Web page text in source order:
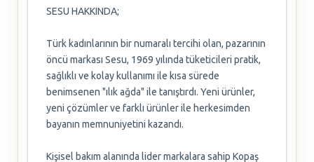
SESU HAKKINDA;
Türk kadınlarının bir numaralı tercihi olan, pazarının
öncü markası Sesu, 1969 yılında tüketicileri pratik,
sağlıklı ve kolay kullanımı ile kısa sürede
benimsenen "ılık ağda" ile tanıştırdı. Yeni ürünler,
yeni çözümler ve farklı ürünler ile herkesimden
bayanın memnuniyetini kazandı.
Kişisel bakım alanında lider markalara sahip Kopaş